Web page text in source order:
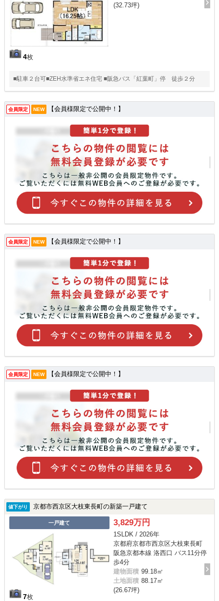
4枚
(32.73坪)
■駐車２台可■ZEH水準省エネ住宅 ■阪急バス「紅葉町」停 徒歩２分
会員限定 NEW 【会員様限定で公開中！】
会員限定 NEW 【会員様限定で公開中！】
会員限定 NEW 【会員様限定で公開中！】
値下がり 京都市西京区大枝東長町の新築一戸建て
一戸建て
7枚
3,829万円
1SLDK / 2026年
京都府京都市西京区大枝東長町
阪急京都本線 洛西口 バス11分停
歩4分
建物面積 99.18㎡
土地面積 88.17㎡
(26.67坪)